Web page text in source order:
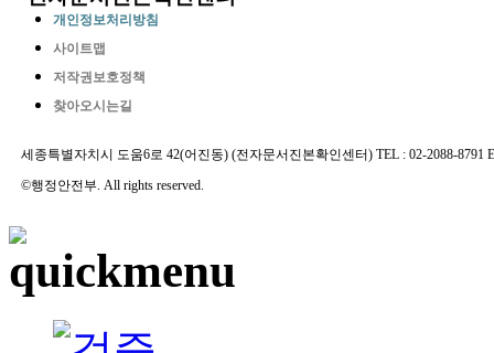
개인정보처리방침
사이트맵
저작권보호정책
찾아오시는길
세종특별자치시 도움6로 42(어진동) (전자문서진본확인센터) TEL : 02-2088-8791
©행정안전부. All rights reserved.